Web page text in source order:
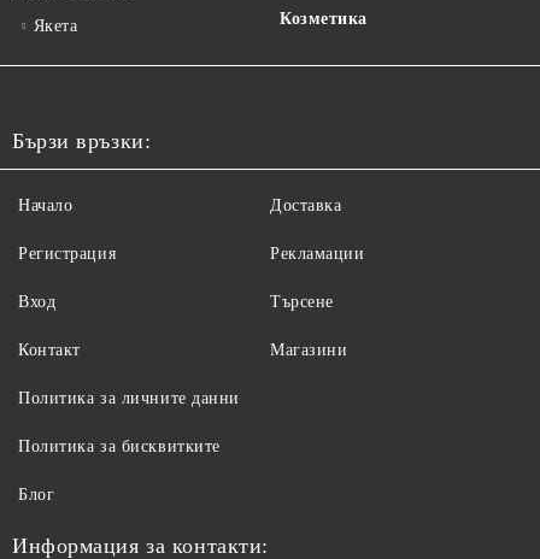
Якета
Козметика
Бързи връзки:
Начало
Регистрация
Вход
Контакт
Доставка
Рекламации
Търсене
Магазини
Политика за личните данни
Политика за бисквитките
Блог
Информация за контакти: